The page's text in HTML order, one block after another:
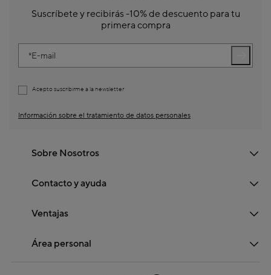
Suscríbete y recibirás -10% de descuento para tu
primera compra
E-mail
Acepto suscribirme a la newsletter
Información sobre el tratamiento de datos personales
Sobre Nosotros
Contacto y ayuda
Ventajas
Área personal